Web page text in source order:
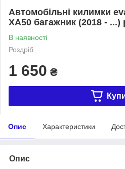
Автомобільні килимки
XA50 багажник (2018 - ...)
В наявності
Роздріб
1 650 ₴
Опис Характеристики
Опис